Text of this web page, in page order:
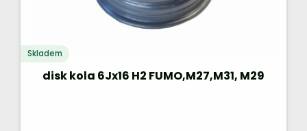
Skladem
disk kola 6Jx16 H2 FUMO,M27,M31, M29